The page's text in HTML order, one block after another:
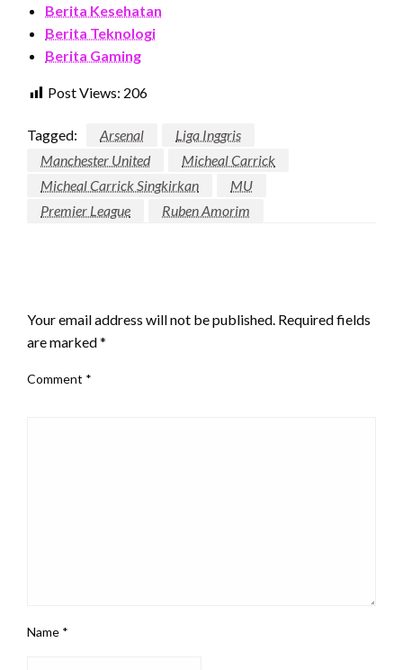
Berita Kesehatan
Berita Teknologi
Berita Gaming
Post Views: 206
Tagged: Arsenal
Liga Inggris
Manchester United
Micheal Carrick
Micheal Carrick Singkirkan
MU
Premier League
Ruben Amorim
Your email address will not be published. Required fields
are marked*
Comment *
Name *